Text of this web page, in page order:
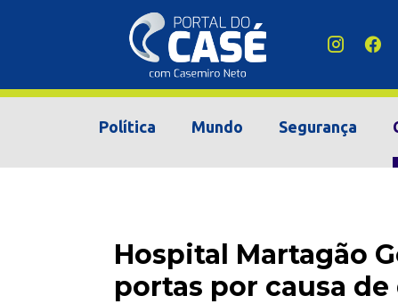
Política Mundo Segurança
Hospital Martagão
portas por causa